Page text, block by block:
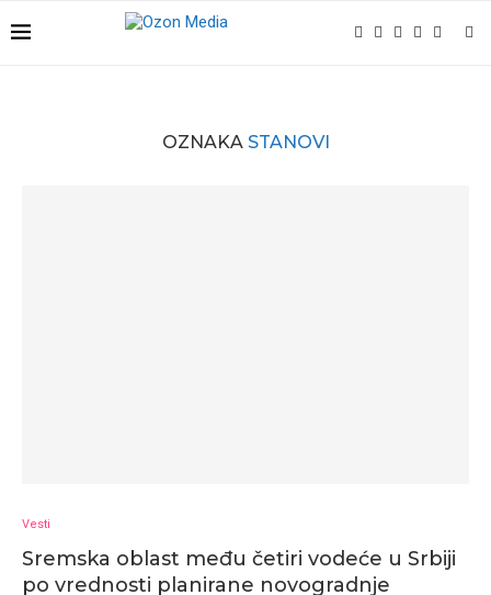
OZNAKA STANOVI
Vesti
Sremska oblast među četiri vodeće u Srbiji
po vrednosti planirane novogradnje